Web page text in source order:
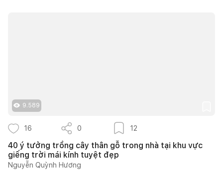
9.589
16 0 12
40 ý tưởng trồng cây thân gỗ trong nhà tại khu vực
giếng trời mái kính tuyệt đẹp
Nguyễn Quỳnh Hương